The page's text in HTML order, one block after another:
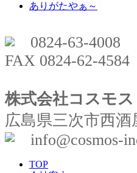
ありがたやぁ～
0824-63-4008
FAX 0824-62-4584
株式会社コスモス
広島県三次市西酒
info@cosmos-
TOP